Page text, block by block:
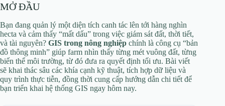
MỞ ĐẦU
Bạn đang quản lý một diện tích canh tác lên tới hàng nghìn
hecta và cảm thấy “mất dấu” trong việc giám sát đất, thời tiết,
và tài nguyên? GIS trong nông nghiệp chính là công cụ “bản
đồ thông minh” giúp farm nhìn thấy từng mét vuông đất, từng
biến thể môi trường, từ đó đưa ra quyết định tối ưu. Bài viết
sẽ khai thác sâu các khía cạnh kỹ thuật, tích hợp dữ liệu và
quy trình thực tiễn, đồng thời cung cấp hướng dẫn chi tiết để
bạn triển khai hệ thống GIS ngay hôm nay.